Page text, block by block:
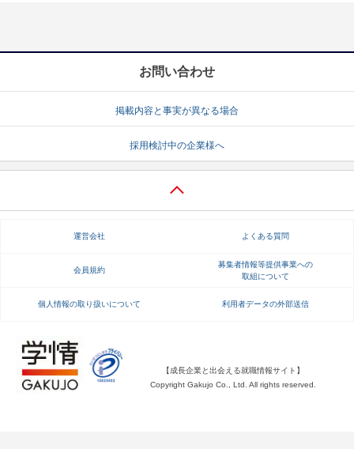
就活ノウハウ・サポート
就活ノウハウが満載！ お役立ち記事・相談室など
就活ニュースペーパー よくある質問
不明点があればこちら
お問い合わせ
掲載内容と事実が異なる場合
採用検討中の企業様へ
運営会社 よくある質問
会員規約
募集者情報等提供事業への
取組について
個人情報の取り扱いについて 利用者データの外部送信
【成長企業と出会える就職情報サイト】
Copyright Gakujo Co., Ltd. All rights reserved.